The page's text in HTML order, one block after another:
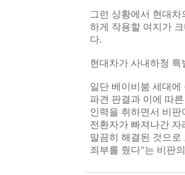
그런 상황에서 현대
하게 작용할 여지가
다.
현대차가 사내하청
일단 베이비붐 세대
파견 판결과 이에 따
인력을 취하면서 비
전환자가 빠져나간
말끔히 해결된 것으
죄부를 줬다”는 비판